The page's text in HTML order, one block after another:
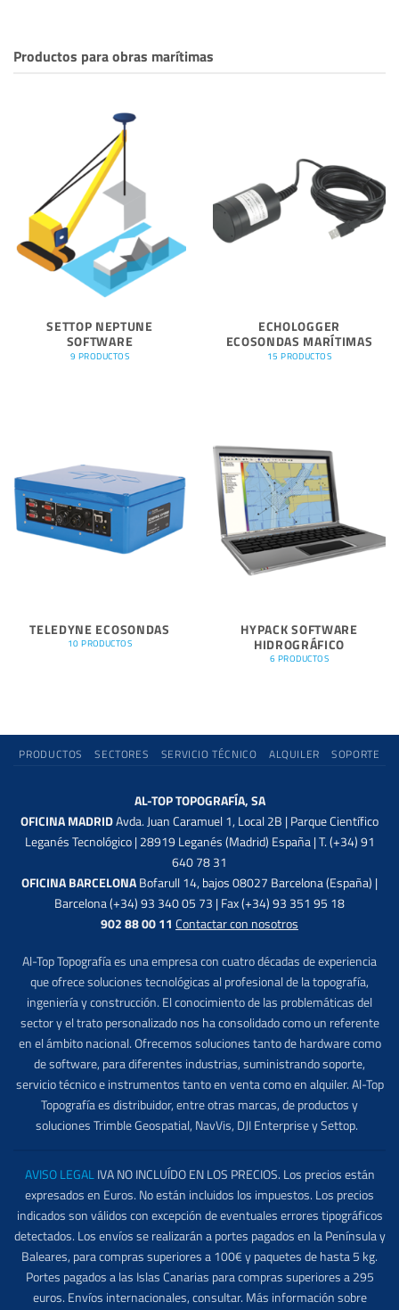
Productos para obras marítimas
SETTOP NEPTUNE
SOFTWARE
9 PRODUCTOS
ECHOLOGGER
ECOSONDAS MARÍTIMAS
15 PRODUCTOS
TELEDYNE ECOSONDAS
10 PRODUCTOS
HYPACK SOFTWARE
HIDROGRÁFICO
6 PRODUCTOS
PRODUCTOS SECTORES SERVICIO TÉCNICO ALQUILER SOPORTE
AL-TOP TOPOGRAFÍA, SA
OFICINA MADRIDAvda. Juan Caramuel 1, Local 2B | Parque Científico
Leganés Tecnológico | 28919 Leganés (Madrid) España | T. (+34) 91
640 78 31
OFICINA BARCELONABofarull 14, bajos 08027 Barcelona (España) |
Barcelona (+34) 93 340 05 73 | Fax (+34) 93 351 95 18
902 88 00 11 Contactar con nosotros
Al-Top Topografía es una empresa con cuatro décadas de experiencia
que ofrece soluciones tecnológicas al profesional de la topografía,
ingeniería y construcción. El conocimiento de las problemáticas del
sector y el trato personalizado nos ha consolidado como un referente
en el ámbito nacional. Ofrecemos soluciones tanto de hardware como
de software, para diferentes industrias, suministrando soporte,
servicio técnico e instrumentos tanto en venta como en alquiler. Al-Top
Topografía es distribuidor, entre otras marcas, de productos y
soluciones Trimble Geospatial, NavVis, DJI Enterprise y Settop.
AVISO LEGALIVA NO INCLUÍDO EN LOS PRECIOS. Los precios están
expresados en Euros. No están incluidos los impuestos. Los precios
indicados son válidos con excepción de eventuales errores tipográficos
detectados. Los envíos se realizarán a portes pagados en la Península y
Baleares, para compras superiores a 100€ y paquetes de hasta 5 kg.
Portes pagados a las Islas Canarias para compras superiores a 295
euros. Envíos internacionales, consultar. Más información sobre